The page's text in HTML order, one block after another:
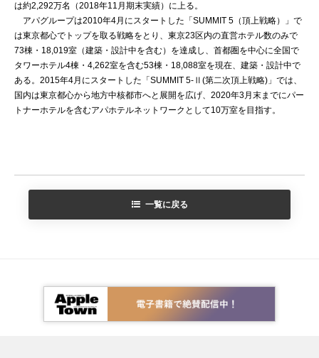
は約2,292万名（2018年11月期末実績）に上る。
アパグループは2010年4月にスタートした「SUMMIT 5（頂上戦略）」で
は東京都心でトップを取る戦略をとり、東京23区内の直営ホテル数のみで
73棟・18,019室（建築・設計中を含む）を達成し、首都圏を中心に全国で
タワーホテル4棟・4,262室を含む53棟・18,088室を現在、建築・設計中で
ある。2015年4月にスタートした「SUMMIT 5-Ⅱ(第二次頂上戦略)」では、
国内は東京都心から地方中核都市へと展開を広げ、2020年3月末までにパー
トナーホテルを含むアパホテルネットワークとして10万室を目指す。
一覧に戻る